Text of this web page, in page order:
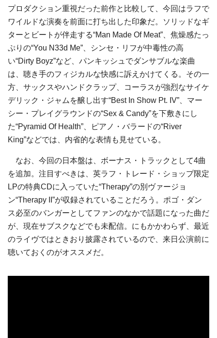
プロダクション重視だった前作と比較して、今回はラフで
ワイルドな演奏を前面に打ち出した印象だ。ソリッドなギ
ターとビートが伴走する“Man Made Of Meat”、焦燥感たっ
ぷりの“You N33d Me”、シンセ・リフが中毒性の高
い“Dirty Boyz”など、パンキッシュでダンサブルな楽曲
は、聴き手のフィジカルな快感に訴えかけてくる。その一
方、サックスやハンドクラップ、コーラスが強烈なサイケ
デリック・ジャムを醸し出す“Best In Show Pt. IV”、マー
シー・プレイグラウンドの“Sex & Candy”を下敷きにし
た“Pyramid Of Health”、ピアノ・バラードの“River
King”などでは、内省的な表情も見せている。
なお、今回の日本盤は、ボーナス・トラックとして4曲
を追加。注目すべきは、英ラフ・トレード・ショップ限定
LPの特典CDに入っていた“Therapy”の別ヴァージョ
ン“Therapy II”が収録されていることだろう。ポゴ・ダン
ス必至のバンガーとしてファンのなかで話題になった曲だ
が、現在サブスクなどでも未配信。にもかかわらず、最近
のライヴではときおり披露されているので、来日公演前に
聴いておくのがオススメだ。